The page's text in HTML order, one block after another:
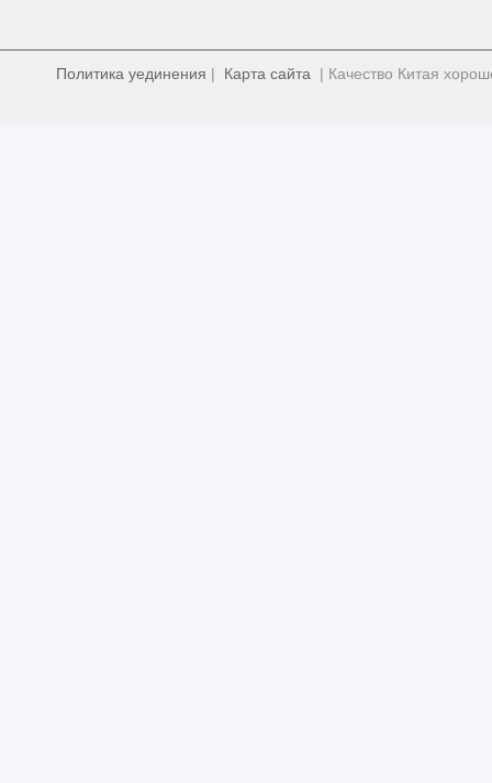
Политика уединения | Карта сайта| Качество Китая